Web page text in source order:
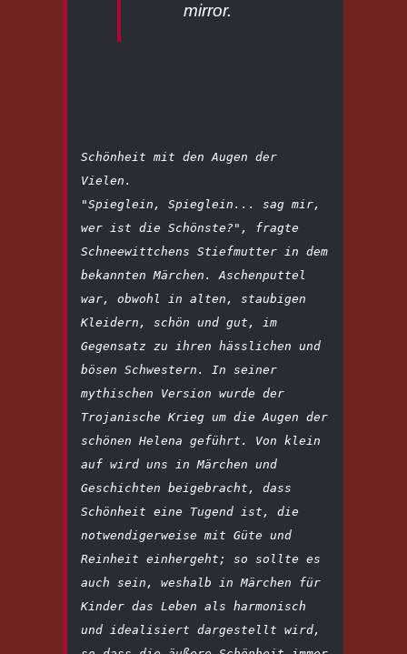
mirror.
Schönheit mit den Augen der
Vielen.
"Spieglein, Spieglein... sag mir,
wer ist die Schönste?", fragte
Schneewittchens Stiefmutter in dem
bekannten Märchen. Aschenputtel
war, obwohl in alten, staubigen
Kleidern, schön und gut, im
Gegensatz zu ihren hässlichen und
bösen Schwestern. In seiner
mythischen Version wurde der
Trojanische Krieg um die Augen der
schönen Helena geführt. Von klein
auf wird uns in Märchen und
Geschichten beigebracht, dass
Schönheit eine Tugend ist, die
notwendigerweise mit Güte und
Reinheit einhergeht; so sollte es
auch sein, weshalb in Märchen für
Kinder das Leben als harmonisch
und idealisiert dargestellt wird,